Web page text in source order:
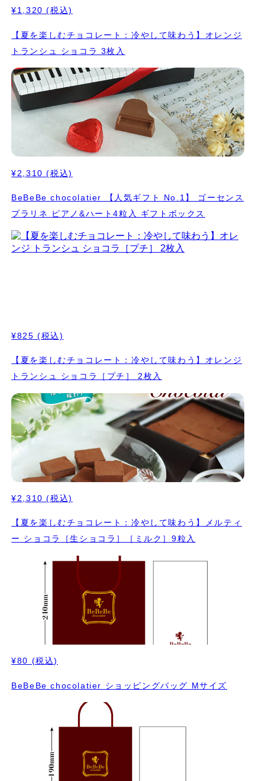
¥1,320 (税込)
【夏を楽しむチョコレート：冷やして味わう】オレンジ
トランシュ ショコラ 3枚入
¥2,310 (税込)
BeBeBe chocolatier 【人気ギフト No.1】 ゴーセンス
プラリネ ピアノ&ハート4粒入 ギフトボックス
¥825 (税込)
【夏を楽しむチョコレート：冷やして味わう】オレンジ
トランシュ ショコラ［プチ］ 2枚入
¥2,310 (税込)
【夏を楽しむチョコレート：冷やして味わう】メルティ
ー ショコラ［生ショコラ］［ミルク］9粒入
¥80 (税込)
BeBeBe chocolatier ショッピングバッグ Mサイズ